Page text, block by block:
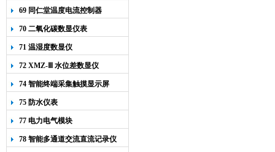
69 同仁堂温度电流控制器
70 二氧化碳数显仪表
71 温湿度数显仪
72 XMZ-Ⅲ 水位差数显仪
74 智能终端采集触摸显示屏
75 防水仪表
77 电力电气模块
78 智能多通道交流直流记录仪